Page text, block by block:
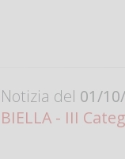
Notizia del 01/
BIELLA - III